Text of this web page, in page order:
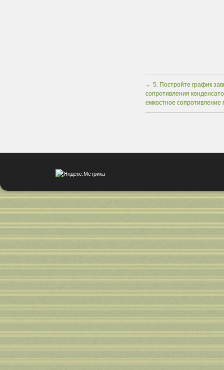
← 5. Постройте график
сопротивления
емкостное сопротивление